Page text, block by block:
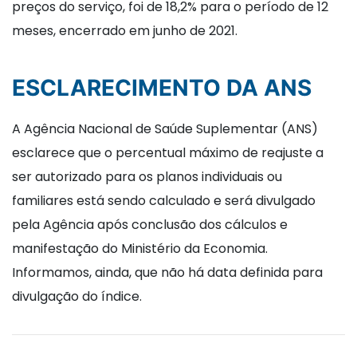
preços do serviço, foi de 18,2% para o período de 12
meses, encerrado em junho de 2021.
ESCLARECIMENTO DA ANS
A Agência Nacional de Saúde Suplementar (ANS)
esclarece que o percentual máximo de reajuste a
ser autorizado para os planos individuais ou
familiares está sendo calculado e será divulgado
pela Agência após conclusão dos cálculos e
manifestação do Ministério da Economia.
Informamos, ainda, que não há data definida para
divulgação do índice.